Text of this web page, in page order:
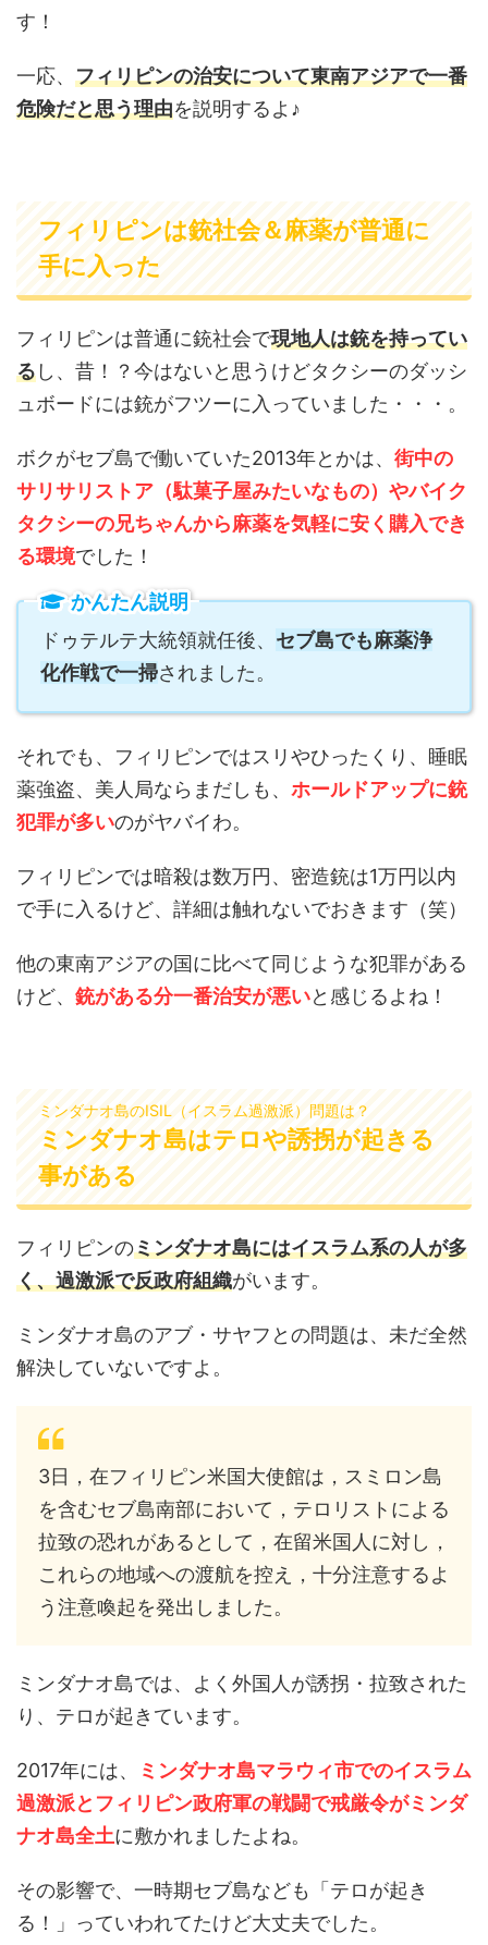
す！
一応、 フィリピンの治安について東南アジアで一番
危険だと思う理由を説明するよ♪
フィリピンは銃社会＆麻薬が普通に
手に入った
フィリピンは普通に銃社会で現地人は銃を持ってい
るし、昔！？今はないと思うけどタクシーのダッシ
ュボードには銃がフツーに入っていました・・・。
ボクがセブ島で働いていた2013年とかは、 街中の
サリサリストア（駄菓子屋みたいなもの）やバイク
タクシーの兄ちゃんから麻薬を気軽に安く購入でき
る環境でした！
かんたん説明
ドゥテルテ大統領就任後、 セブ島でも麻薬浄
化作戦で一掃されました。
それでも、フィリピンではスリやひったくり、睡眠
薬強盗、美人局ならまだしも、 ホールドアップに銃
犯罪が多いのがヤバイわ。
フィリピンでは暗殺は数万円、密造銃は1万円以内
で手に入るけど、詳細は触れないでおきます（笑）
他の東南アジアの国に比べて同じような犯罪がある
けど、 銃がある分一番治安が悪いと感じるよね！
ミンダナオ島のISIL（イスラム過激派）問題は？
ミンダナオ島はテロや誘拐が起きる
事がある
フィリピンのミンダナオ島にはイスラム系の人が多
く、過激派で反政府組織がいます。
ミンダナオ島のアブ・サヤフとの問題は、未だ全然
解決していないですよ。
3日，在フィリピン米国大使館は，スミロン島
を含むセブ島南部において，テロリストによる
拉致の恐れがあるとして，在留米国人に対し，
これらの地域への渡航を控え，十分注意するよ
う注意喚起を発出しました。
ミンダナオ島では、よく外国人が誘拐・拉致された
り、テロが起きています。
2017年には、
ミンダナオ島マラウィ市でのイスラム
過激派とフィリピン政府軍の戦闘で戒厳令がミンダ
ナオ島全土に敷かれましたよね。
その影響で、一時期セブ島なども「テロが起き
る！」っていわれてたけど大丈夫でした。